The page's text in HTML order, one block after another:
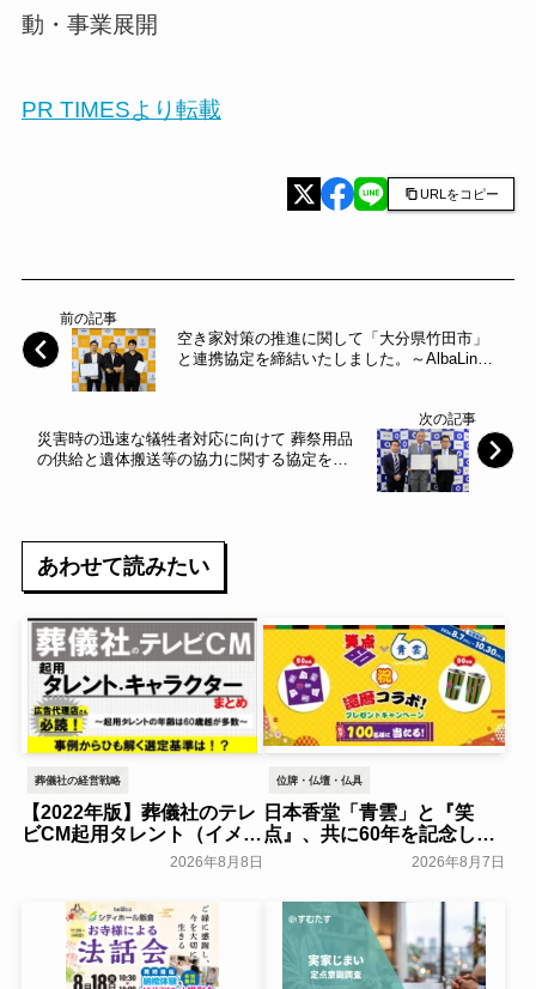
動・事業展開
PR TIMESより転載
URLをコピー
前の記事
空き家対策の推進に関して「大分県竹田市」
と連携協定を締結いたしました。～AlbaLink
次の記事
災害時の迅速な犠牲者対応に向けて 葬祭用品
の供給と遺体搬送等の協力に関する協定を締
あわせて読みたい
葬儀社の経営戦略
【2022年版】葬儀社のテレ
ビCM起用タレント（イメー
ジキャラクター）まとめ
2026年8月8日
位牌・仏壇・仏具
日本香堂「青雲」と『笑
点』、共に60年を記念した
初コラボ！オリジナルグッ
ンを実施～日本香堂～
一般公開
2026年8月7日